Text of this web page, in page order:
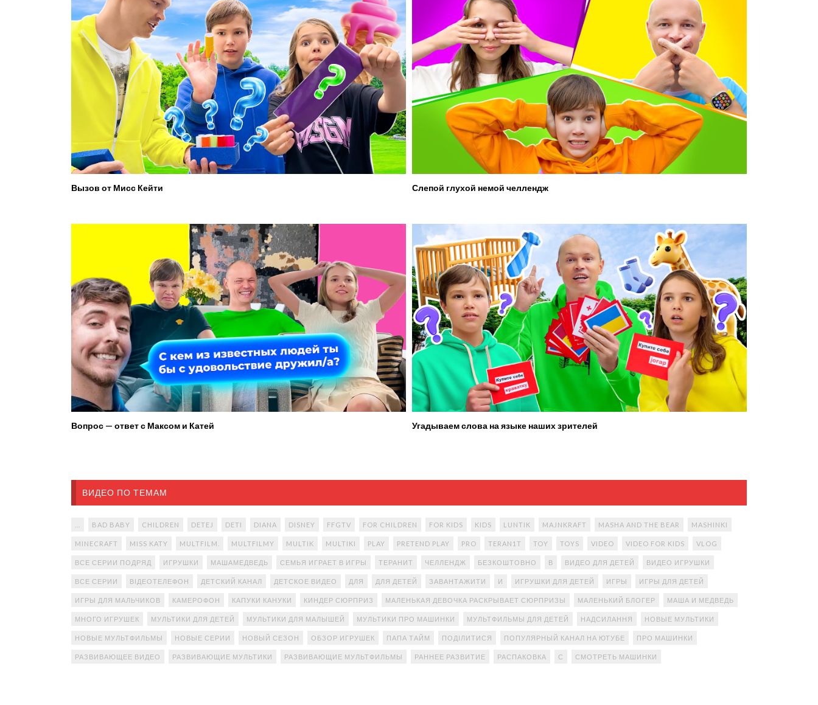
Вызов от Мисс Кейти Слепой глухой немой челлендж
Вопрос — ответ с Максом и Катей Угадываем слова на языке наших зрителей
ВИДЕО ПО ТЕМАМ
BAD BABY CHILDREN DETEJ DETI DIANA DISNEY FFGTV FOR CHILDREN FOR KIDS KIDS LUNTIK MAJNKRAFT MASHA AND THE BEAR MASHINKI
MINECRAFT MISS KATY MULTFILM. MULTFILMY MULTIK MULTIKI PLAY PRETEND PLAY PRO TERAN1T TOY TOYS VIDEO VIDEO FOR KIDS VLOG
ВСЕ СЕРИИ ПОДРЯД ИГРУШКИ МАШАМЕДВЕДЬ СЕМЬЯ ИГРАЕТ В ИГРЫ ТЕРАНИТ ЧЕЛЛЕНДЖ БЕЗКОШТОВНО В ВИДЕО ДЛЯ ДЕТЕЙ ВИДЕО ИГРУШКИ
ВСЕ СЕРИИ ВІДЕОТЕЛЕФОН ДЕТСКИЙ КАНАЛ ДЕТСКОЕ ВИДЕО ДЛЯ ДЛЯ ДЕТЕЙ ЗАВАНТАЖИТИ И ИГРУШКИ ДЛЯ ДЕТЕЙ ИГРЫ ИГРЫ ДЛЯ ДЕТЕЙ
ИГРЫ ДЛЯ МАЛЬЧИКОВ КАМЕРОФОН КАПУКИ КАНУКИ КИНДЕР СЮРПРИЗ МАЛЕНЬКАЯ ДЕВОЧКА РАСКРЫВАЕТ СЮРПРИЗЫ МАЛЕНЬКИЙ БЛОГЕР МАША И МЕДВЕДЬ
МНОГО ИГРУШЕК МУЛЬТИКИ ДЛЯ ДЕТЕЙ МУЛЬТИКИ ДЛЯ МАЛЫШЕЙ МУЛЬТИКИ ПРО МАШИНКИ МУЛЬТФИЛЬМЫ ДЛЯ ДЕТЕЙ НАДСИЛАННЯ НОВЫЕ МУЛЬТИКИ
НОВЫЕ МУЛЬТФИЛЬМЫ НОВЫЕ СЕРИИ НОВЫЙ СЕЗОН ОБЗОР ИГРУШЕК ПАПА ТАЙМ ПОДІЛИТИСЯ ПОПУЛЯРНЫЙ КАНАЛ НА ЮТУБЕ ПРО МАШИНКИ
РАЗВИВАЮЩЕЕ ВИДЕО РАЗВИВАЮЩИЕ МУЛЬТИКИ РАЗВИВАЮЩИЕ МУЛЬТФИЛЬМЫ РАННЕЕ РАЗВИТИЕ РАСПАКОВКА С СМОТРЕТЬ МАШИНКИ